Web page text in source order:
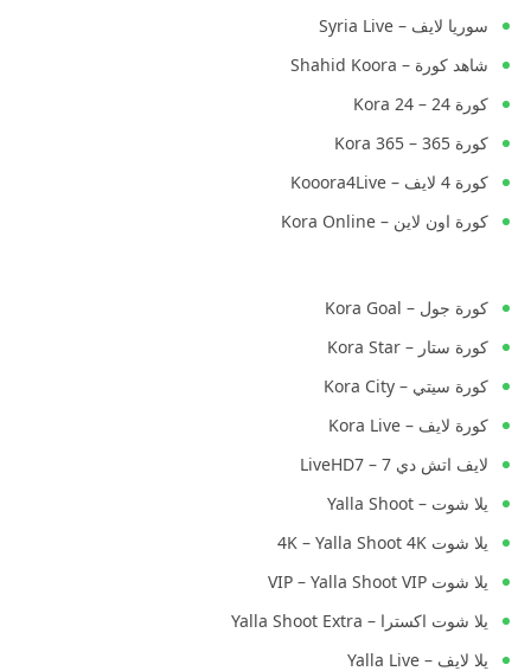
سوريا لايف – Syria Live
شاهد كورة – Shahid Koora
كورة 24 – Kora 24
كورة 365 – Kora 365
كورة 4 لايف – Kooora4Live
كورة اون لاين – Kora Online
كورة جول – Kora Goal
كورة ستار – Kora Star
كورة سيتي – Kora City
كورة لايف – Kora Live
لايف اتش دي 7 – LiveHD7
يلا شوت – Yalla Shoot
يلا شوت 4K – Yalla Shoot 4K
يلا شوت VIP – Yalla Shoot VIP
يلا شوت اكسترا – Yalla Shoot Extra
يلا لايف – Yalla Live